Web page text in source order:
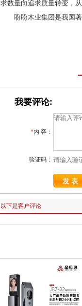
求数量向追求质量转变，
盼盼木业集团是我国
我要评论:
*内 容：
验证码：
以下是客户评论